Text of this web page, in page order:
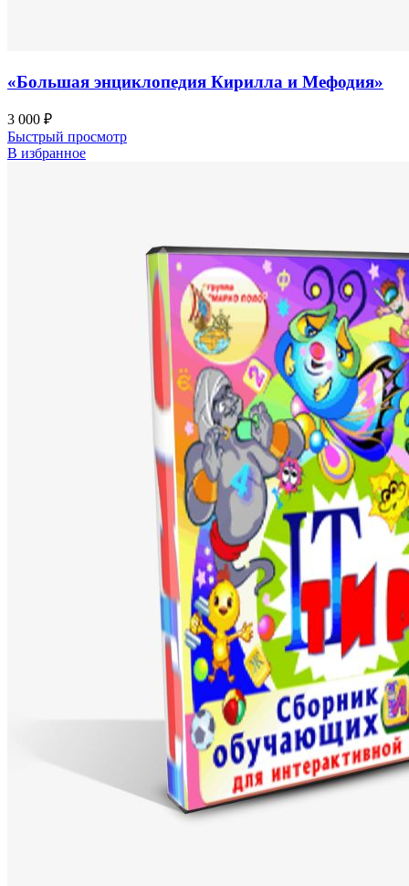
«Большая энциклопедия Кирилла и Мефодия»
3 000 ₽
Быстрый просмотр
В избранное